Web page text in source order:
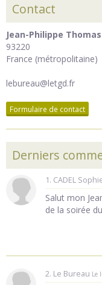
Contact
Jean-Philippe Thomas
93220
France (métropolitaine)
lebureau@letgd.fr
Formulaire de contact
Derniers
1. CADEL
Salut mon
de la soirée
2. Le Bureau Le